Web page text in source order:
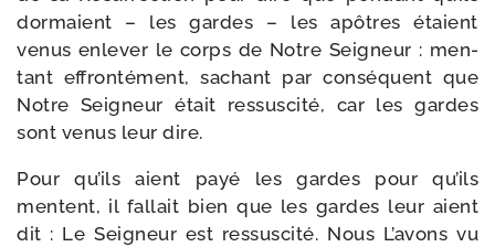
dor­maient – les gardes – les apôtres étaient
venus enle­ver le corps de Notre Seigneur : men­
tant effron­té­ment, sachant par consé­quent que
Notre Seigneur était res­sus­ci­té, car les gardes
sont venus leur dire.
Pour qu’ils aient payé les gardes pour qu’ils
mentent, il fal­lait bien que les gardes leur aient
dit : Le Seigneur est res­sus­ci­té. Nous L’avons vu